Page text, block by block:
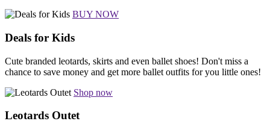
BUY NOW
Deals for Kids
Cute branded leotards, skirts and even ballet shoes! Don't miss a
chance to save money and get more ballet outfits for you little ones!
Shop now
Leotards Outet